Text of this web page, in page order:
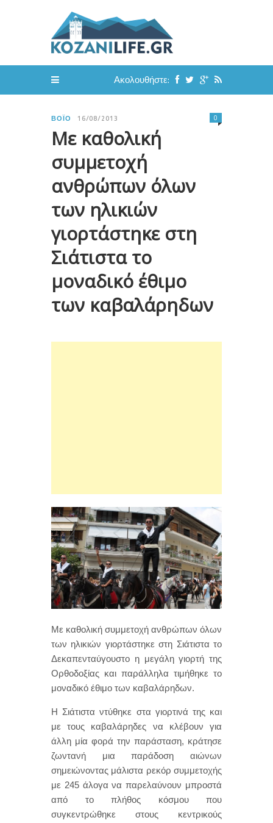
Ακολουθήστε:
ΒΌΙΟ 16/08/2013
Με καθολική
συμμετοχή
ανθρώπων όλων
των ηλικιών
γιορτάστηκε στη
Σιάτιστα το
μοναδικό έθιμο
των καβαλάρηδων
0
Με καθολική συμμετοχή ανθρώπων όλων
των ηλικιών γιορτάστηκε στη Σιάτιστα το
Δεκαπενταύγουστο η μεγάλη γιορτή της
Ορθοδοξίας και παράλληλα τιμήθηκε το
μοναδικό έθιμο των καβαλάρηδων.
Η Σιάτιστα ντύθηκε στα γιορτινά της και
με τους καβαλάρηδες να κλέβουν για
άλλη μία φορά την παράσταση, κράτησε
ζωντανή μια παράδοση αιώνων
σημειώνοντας μάλιστα ρεκόρ συμμετοχής
με 245 άλογα να παρελαύνουν μπροστά
από το πλήθος κόσμου που
συγκεντρώθηκε στους κεντρικούς